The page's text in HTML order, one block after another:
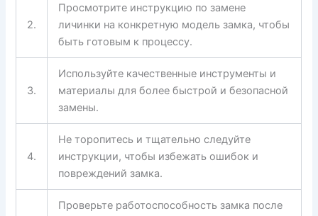
2.
Просмотрите инструкцию по замене
личинки на конкретную модель замка, чтобы
быть готовым к процессу.
3.
Используйте качественные инструменты и
материалы для более быстрой и безопасной
замены.
4.
Не торопитесь и тщательно следуйте
инструкции, чтобы избежать ошибок и
повреждений замка.
Проверьте работоспособность замка после